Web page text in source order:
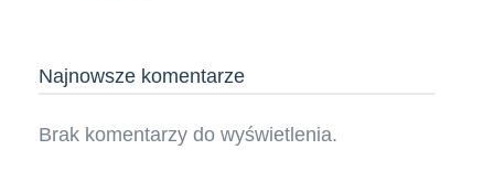
Najnowsze komentarze
Brak komentarzy do wyświetlenia.